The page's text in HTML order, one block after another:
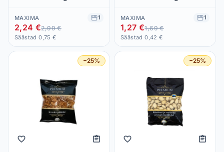
MAXIMA 1
2,24 €2,99 €
Säästad 0,75 €
MAXIMA 1
1,27 €1,69 €
Säästad 0,42 €
−25% −25%